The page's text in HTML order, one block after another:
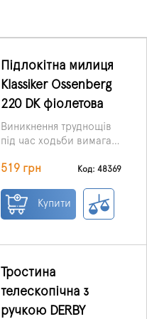
Підлокітна милиця
Klassiker Ossenberg
220 DK фіолетова
Виникнення труднощів
під час ходьби вимагає
пересування було
комфортно. Підлокітний
милиця Klassiker
зайве навантаження на
нижні кінцівки та
перерозподілити
частину її на лікоть та
519 грн Код: 48369
Купити
Тростина
телескопічна з
ручкою DERBY